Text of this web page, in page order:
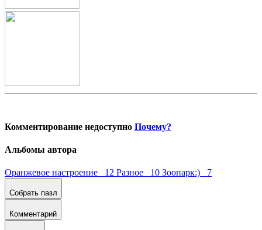
Комментирование недоступно Почему?
Альбомы автора
Оранжевое настроение 12 Разное 10 Зоопарк:) 7
Собрать пазл
Комментарий